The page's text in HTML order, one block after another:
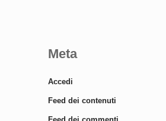
Meta
Accedi
Feed dei contenuti